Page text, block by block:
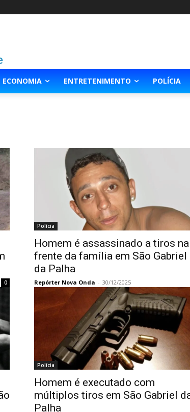
ECONOMIA ENTRETENIMENTO POLÍCIA
0
Polícia
Homem é assassinado a tiros na
frente da família em São Gabriel
da Palha
Repórter Nova Onda - 30/12/2025
Polícia
Homem é executado com
múltiplos tiros em São Gabriel
Palha